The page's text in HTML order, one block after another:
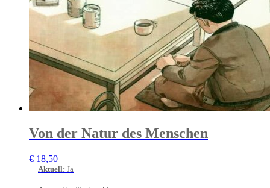
Von der Natur des Menschen
€ 18,50
Aktuell: Ja